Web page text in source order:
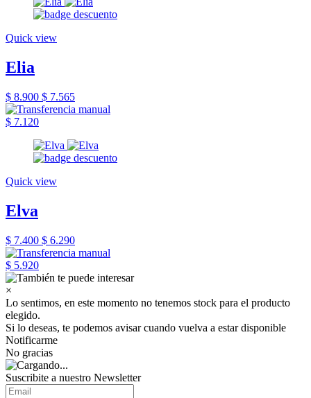
Quick view
Elia
$ 8.900 $ 7.565
$ 7.120
Quick view
Elva
$ 7.400 $ 6.290
$ 5.920
×
Lo sentimos, en este momento no tenemos stock para el producto
elegido.
Si lo deseas, te podemos avisar cuando vuelva a estar disponible
Notificarme
No gracias
Suscribite a nuestro Newsletter